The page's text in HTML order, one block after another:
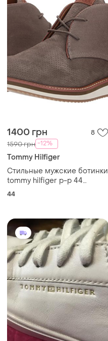
1400 грн 8
1590 грн -12%
Tommy Hilfiger
Стильные мужские ботинки
tommy hilfiger р-р 44
оригинал
44